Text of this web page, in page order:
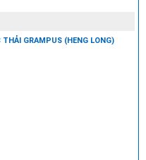
GRAMPUS (HENG LONG)